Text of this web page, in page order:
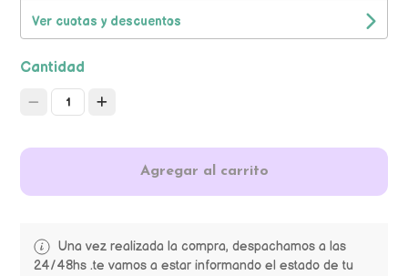
Ver cuotas y descuentos
Cantidad
1
Agregar al carrito
Una vez realizada la compra, despachamos a las
24/48hs .te vamos a estar informando el estado de tu